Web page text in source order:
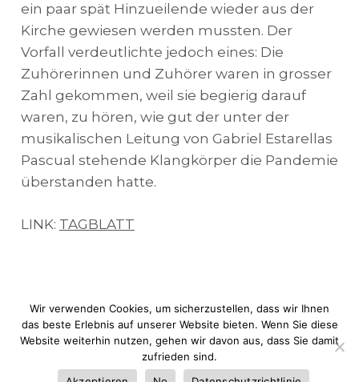
ein paar spät Hinzueilende wieder aus der
Kirche gewiesen werden mussten. Der
Vorfall verdeutlichte jedoch eines: Die
Zuhörerinnen und Zuhörer waren in grosser
Zahl gekommen, weil sie begierig darauf
waren, zu hören, wie gut der unter der
musikalischen Leitung von Gabriel Estarellas
Pascual stehende Klangkörper die Pandemie
überstanden hatte.
LINK: TAGBLATT
Rechtliche Warnung |
Richtlinie|Web design:dimage.es
Wir verwenden Cookies, um sicherzustellen, dass wir Ihnen
das beste Erlebnis auf unserer Website bieten. Wenn Sie diese
Website weiterhin nutzen, gehen wir davon aus, dass Sie damit
zufrieden sind.